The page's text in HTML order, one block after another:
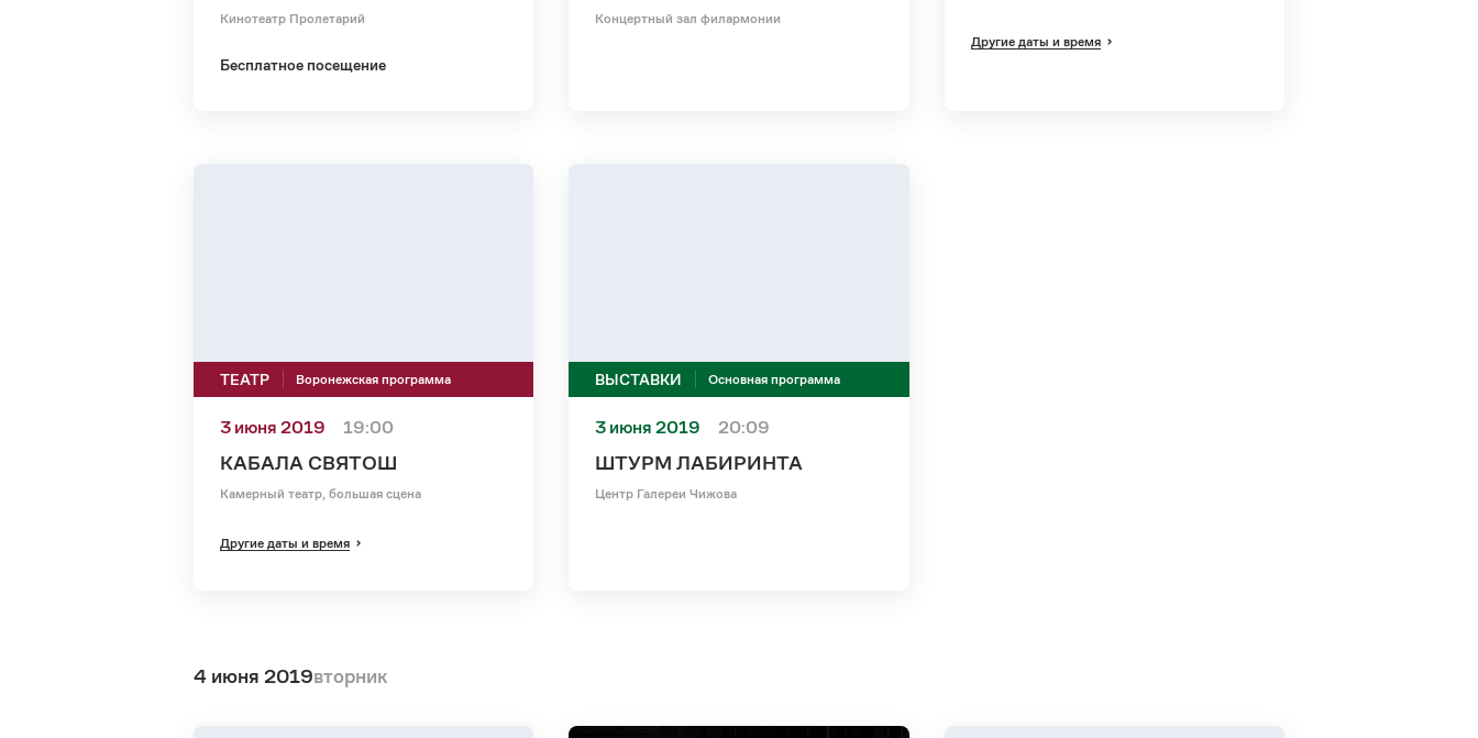
Кинотеатр Пролетарий
Бесплатное посещение
Концертный зал филармонии
Другие даты и время
ТЕАТР Воронежская программа
3 июня 2019 19:00
КАБАЛА СВЯТОШ
Камерный театр, большая сцена
Другие даты и время
ВЫСТАВКИ Основная программа
3 июня 2019 20:09
ШТУРМ ЛАБИРИНТА
Центр Галереи Чижова
4 июня 2019вторник